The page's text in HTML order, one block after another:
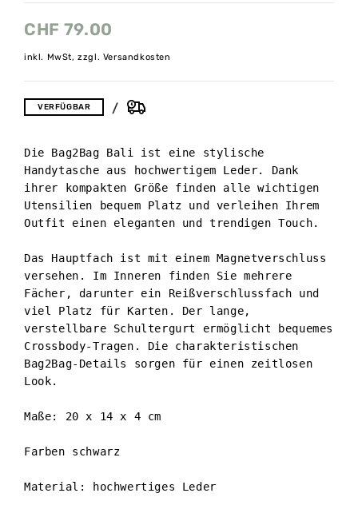
CHF 79.00
inkl. MwSt, zzgl. Versandkosten
VERFÜGBAR
Die Bag2Bag Bali ist eine stylische
Handytasche aus hochwertigem Leder. Dank
ihrer kompakten Größe finden alle wichtigen
Utensilien bequem Platz und verleihen Ihrem
Outfit einen eleganten und trendigen Touch.
Das Hauptfach ist mit einem Magnetverschluss
versehen. Im Inneren finden Sie mehrere
Fächer, darunter ein Reißverschlussfach und
viel Platz für Karten. Der lange,
verstellbare Schultergurt ermöglicht bequemes
Crossbody-Tragen. Die charakteristischen
Bag2Bag-Details sorgen für einen zeitlosen
Look.
Maße: 20 x 14 x 4 cm
Farben schwarz
Material: hochwertiges Leder